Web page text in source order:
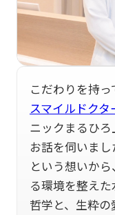
こだわりを持
スマイルドクタ
ニックまるひ
お話を伺いま
という想いか
る環境を整え
哲学と、生粋